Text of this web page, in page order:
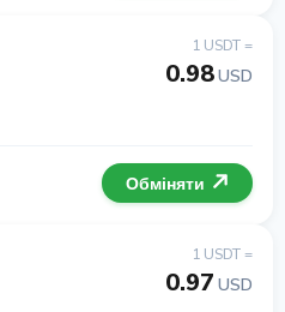
1 USDT =
0.98USD
Обміняти
1 USDT =
0.97 USD